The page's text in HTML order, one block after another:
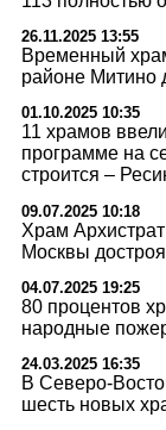
26.11.2025 13:55
Временный
районе Митино
01.10.2025 10:35
11 храмов
программе на
строится –
09.07.2025 10:18
Храм
Москвы
04.07.2025 19:25
80 процентов
народные
24.03.2025 16:35
В Северо-
шесть новых